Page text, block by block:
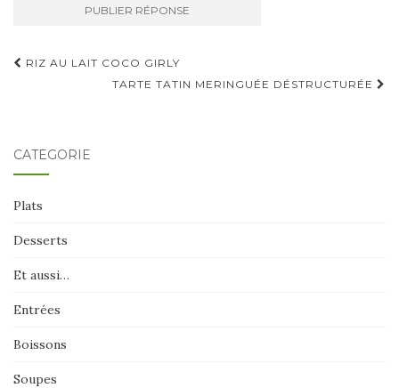
Navigation
RIZ AU LAIT COCO GIRLY
TARTE TATIN MERINGUÉE DÉSTRUCTURÉE
CATÉGORIE
Plats
Desserts
Et aussi…
Entrées
Boissons
Soupes